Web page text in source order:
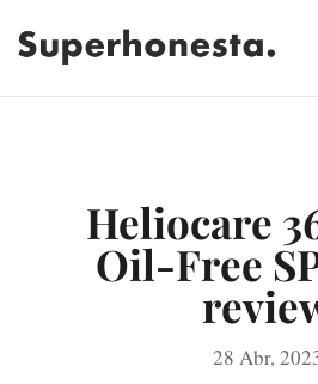
Heliocare
Oil-Free
28 Abr,